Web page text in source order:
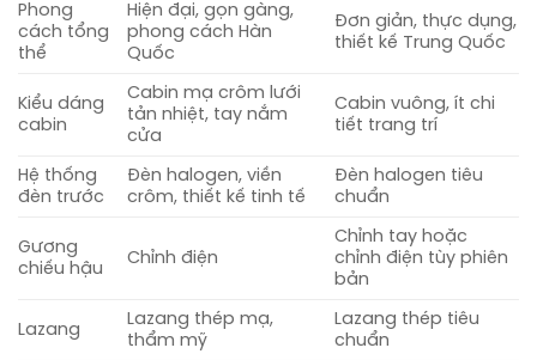
Phong
cách tổng
thể
Hiện đại, gọn gàng,
phong cách Hàn
Quốc
Đơn giản, thực dụng,
thiết kế Trung Quốc
Kiểu dáng
cabin
Cabin mạ crôm lưới
tản nhiệt, tay nắm
cửa
Cabin vuông, ít chi
tiết trang trí
Hệ thống
đèn trước
Đèn halogen, viền
crôm, thiết kế tinh tế
Đèn halogen tiêu
chuẩn
Gương
chiếu hậu
Chỉnh điện
Chỉnh tay hoặc
chỉnh điện tùy phiên
bản
Lazang
Lazang thép mạ,
thẩm mỹ
Lazang thép tiêu
chuẩn